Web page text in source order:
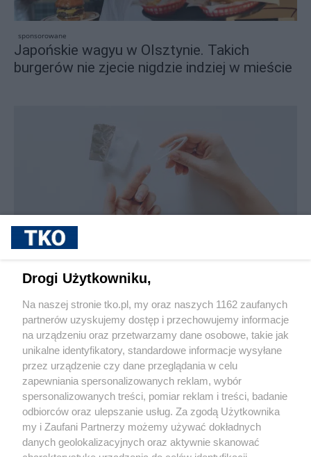
sponsorowane
Japońskie wagyu w Olsztynie. Takich
burgerów nie zjecie nigdzie indziej w mieście
Jak rozpoznać, że soczewki kontaktowe są
Pokaż więcej
Drogi Użytkowniku,
Na naszej stronie tko.pl, my oraz naszych 1162 zaufanych
partnerów uzyskujemy dostęp i przechowujemy informacje
na urządzeniu oraz przetwarzamy dane osobowe, takie jak
unikalne identyfikatory, standardowe informacje wysyłane
przez urządzenie czy dane przeglądania w celu
zapewniania spersonalizowanych reklam, wybór
spersonalizowanych treści, pomiar reklam i treści, badanie
odbiorców oraz ulepszanie usług. Za zgodą Użytkownika
my i Zaufani Partnerzy możemy używać dokładnych
danych geolokalizacyjnych oraz aktywnie skanować